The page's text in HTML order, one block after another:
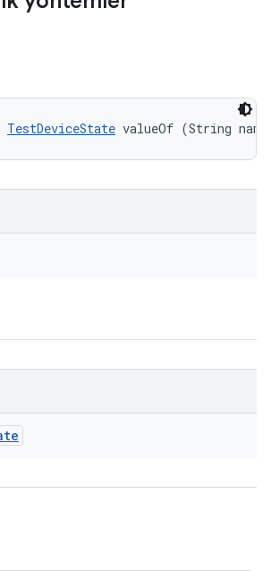
TestDeviceState valueOf (String